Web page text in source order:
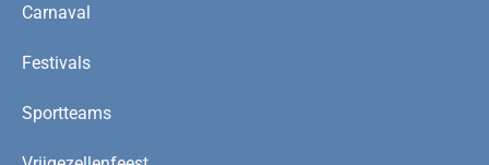
Carnaval
Festivals
Sportteams